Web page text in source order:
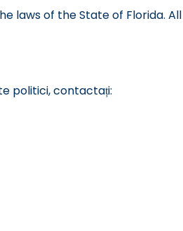
laws of the State of Florida.
politici, contactați: